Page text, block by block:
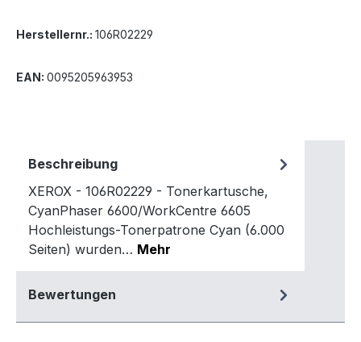
Herstellernr.: 106R02229
EAN: 0095205963953
Beschreibung
XEROX - 106R02229 - Tonerkartusche,
CyanPhaser 6600/WorkCentre 6605
Hochleistungs-Tonerpatrone Cyan (6.000
Seiten) wurden… Mehr
Bewertungen